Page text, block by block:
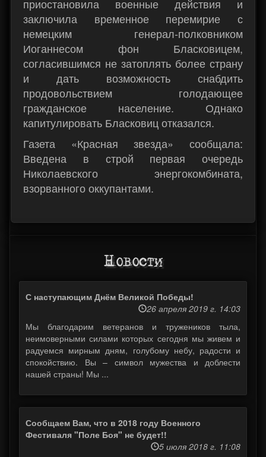
приостановила военные действия и
заключила временное перемирие с
немецким генерал-полковником
Иоганнесом фон Бласковицем,
согласившимся не затоплять более страну
и дать возможность снабдить
продовольствием голодающее
гражданское население. Однако
капитулировать Бласковиц отказался.
Газета «Красная звезда» сообщала:
Введена в строй первая очередь
Николаевского энергокомбината,
взорванного оккупантами.
Новости
С наступающим Днём Великой Победы!
26 апреля 2019 г. 14:03
Мы благодарим ветеранов и тружеников тыла,
неимоверными силами которых сегодня мы живем и
радуемся мирным дням, голубому небу, радости и
спокойствию. Вы – символ мужества и доблести
нашей страны! Мы ...
Сообщаем Вам, что в 2018 году Военного
Фестиваля "Поле Боя" не будет!!
5 июля 2018 г. 11:08